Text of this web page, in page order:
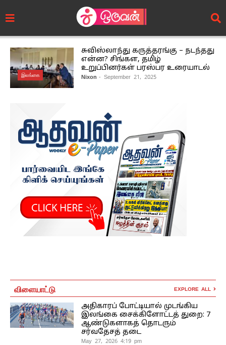
இலங்கை
சுவிஸ்லாந்து கருத்தரங்கு – நடந்தது
என்ன? சிங்கள, தமிழ்
உறுப்பினர்கள் பரஸ்பர உரையாடல்
Nixon - September 21, 2025
விளையாட்டு EXPLORE ALL
அதிகாரப் போட்டியால் முடங்கிய
இலங்கை சைக்கிளோட்டத் துறை: 7
ஆண்டுகளாகத் தொடரும்
சர்வதேசத் தடை
May 27, 2026 4:19 pm